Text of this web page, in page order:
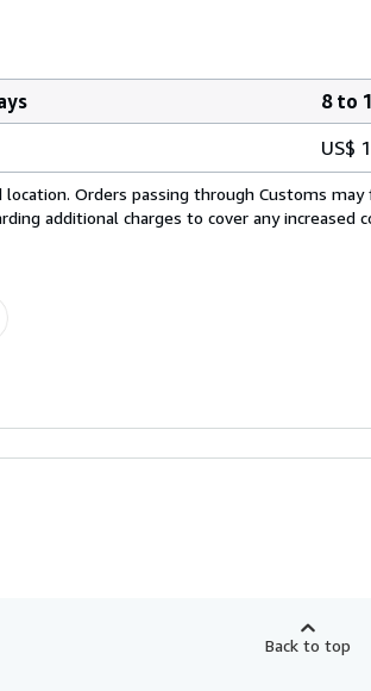
8 to
US$
Orders passing through Customs
additional charges to cover any increased
Back to top